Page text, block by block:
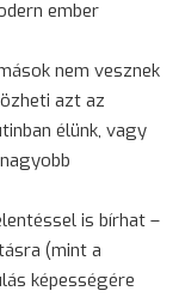
ember
nem vesznek
azt az
élünk, vagy
is bírhat –
(mint a
képességére